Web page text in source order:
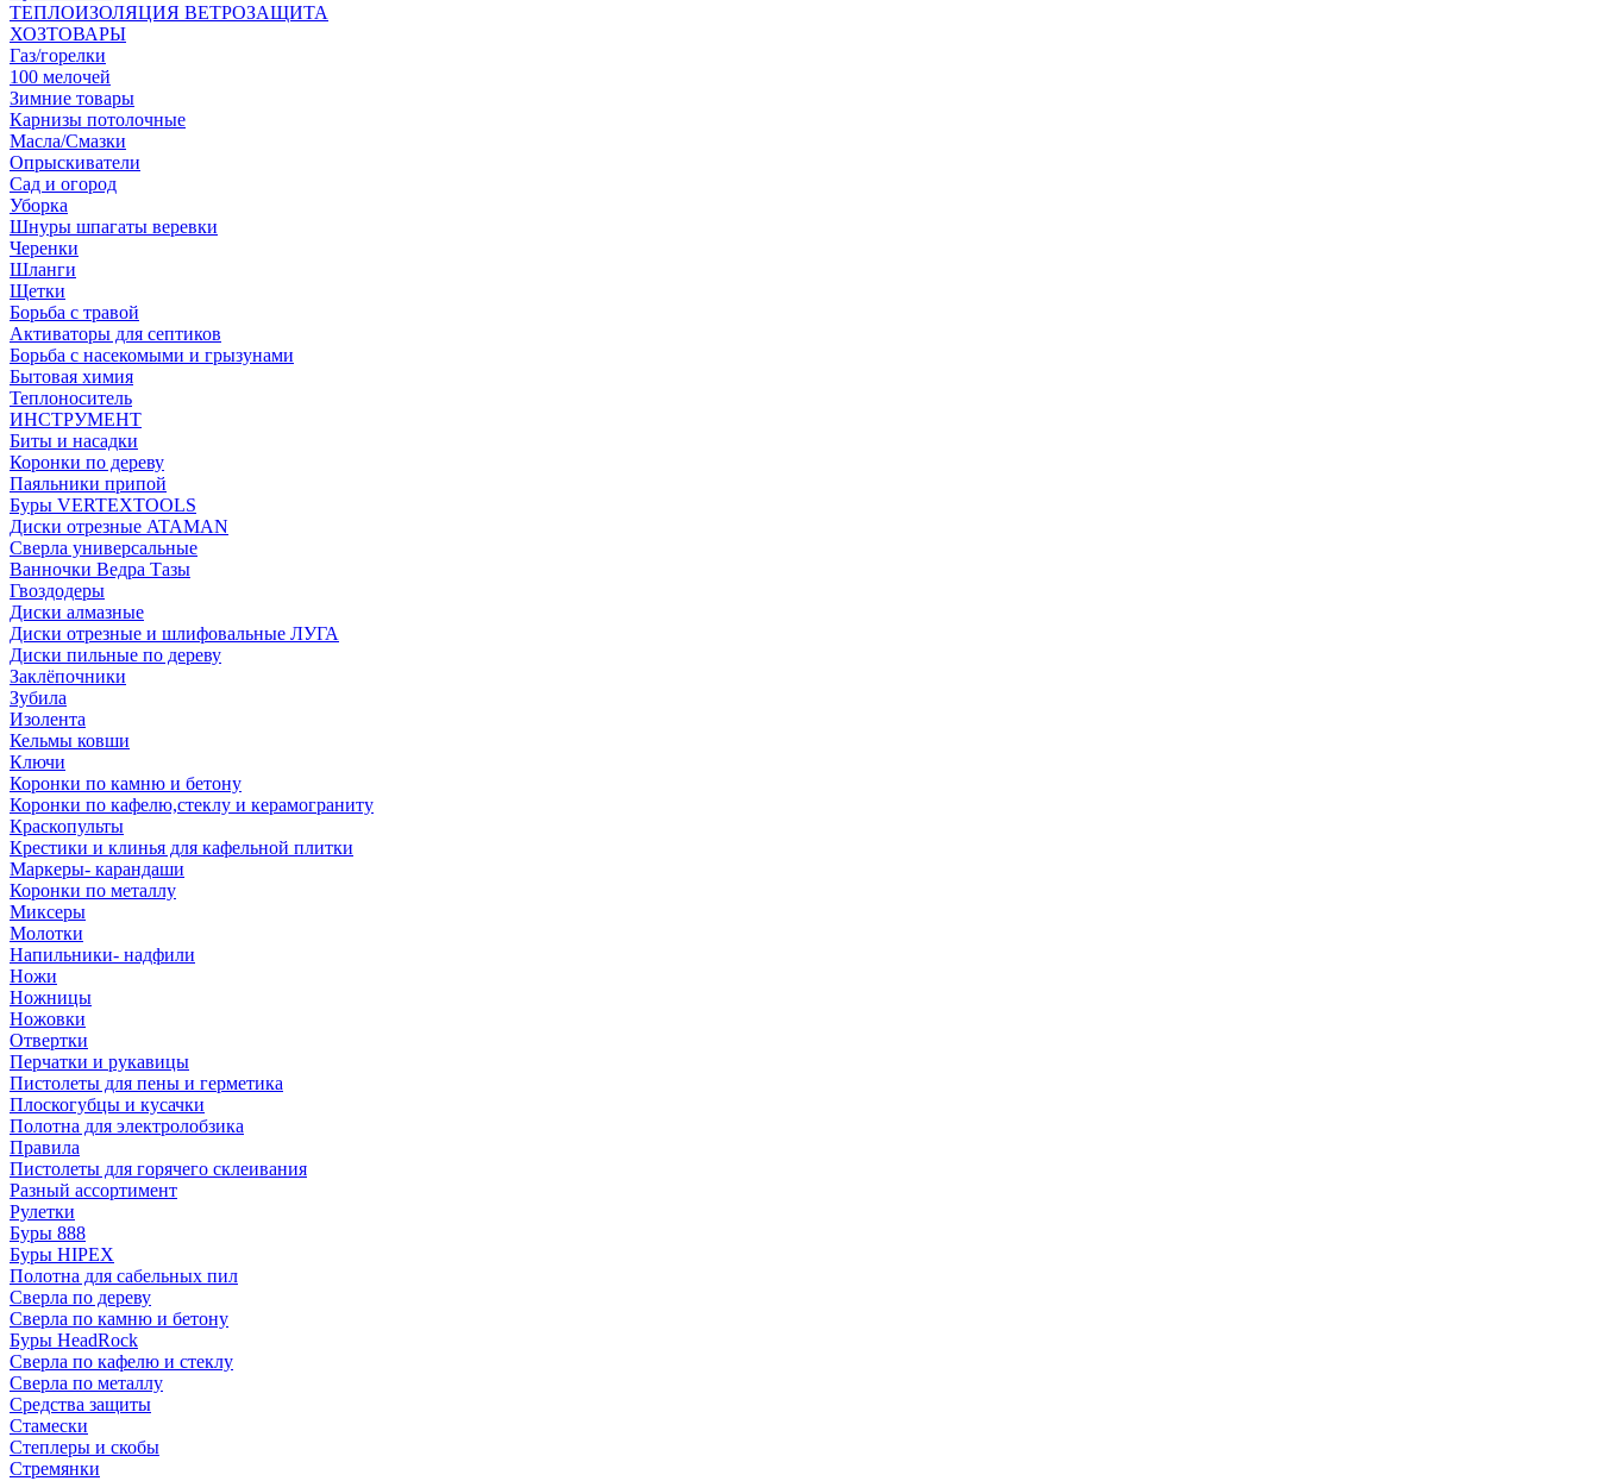
ТЕПЛОИЗОЛЯЦИЯ ВЕТРОЗАЩИТА
ХОЗТОВАРЫ
Газ/горелки
100 мелочей
Зимние товары
Карнизы потолочные
Масла/Смазки
Опрыскиватели
Сад и огород
Уборка
Шнуры шпагаты веревки
Черенки
Шланги
Щетки
Борьба с травой
Активаторы для септиков
Борьба с насекомыми и грызунами
Бытовая химия
Теплоноситель
ИНСТРУМЕНТ
Биты и насадки
Коронки по дереву
Паяльники припой
Буры VERTEXTOOLS
Диски отрезные ATAMAN
Сверла универсальные
Ванночки Ведра Тазы
Гвоздодеры
Диски алмазные
Диски отрезные и шлифовальные ЛУГА
Диски пильные по дереву
Заклёпочники
Зубила
Изолента
Кельмы ковши
Ключи
Коронки по камню и бетону
Коронки по кафелю,стеклу и керамограниту
Краскопульты
Крестики и клинья для кафельной плитки
Маркеры- карандаши
Коронки по металлу
Миксеры
Молотки
Напильники- надфили
Ножи
Ножницы
Ножовки
Отвертки
Перчатки и рукавицы
Пистолеты для пены и герметика
Плоскогубцы и кусачки
Полотна для электролобзика
Правила
Пистолеты для горячего склеивания
Разный ассортимент
Рулетки
Буры 888
Буры HIPEX
Полотна для сабельных пил
Сверла по дереву
Сверла по камню и бетону
Буры HeadRock
Сверла по кафелю и стеклу
Сверла по металлу
Средства защиты
Стамески
Степлеры и скобы
Стремянки